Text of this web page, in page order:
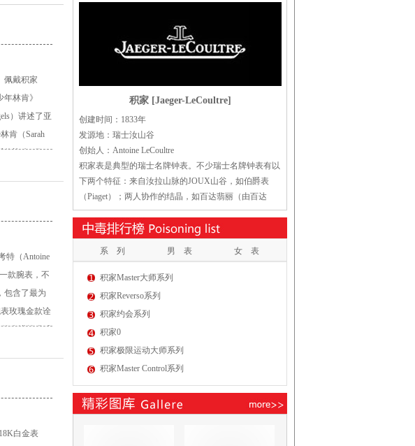
佩戴积家
林肯》
）讲述了亚
肯（Sarah
将迎来3月2
特（Antoine
款腕表，不
包含了最为
玫瑰金款诠
先进技术成
恪守积家
组机械装
白金表
积家 [Jaeger-LeCoultre]
创建时间：1833年
发源地：瑞士汝山谷
创始人：Antoine LeCoultre
积家表是典型的瑞士名牌钟表。不少瑞士名牌钟表有以
下两个特征：来自汝拉山脉的JOUX山谷，如伯爵表
（Piaget）；两人协作的结晶，如百达翡丽（由百达
PATEK和翡丽PHILLIPE两人创制）、芝柏（由Grardt和
Perregaux协作）等。两项特征兼具的，则如在全世界享
系 列 男 表 女 表
积家Master大师系列
积家Reverso系列
积家约会系列
积家0
积家极限运动大师系列
积家Master Control系列